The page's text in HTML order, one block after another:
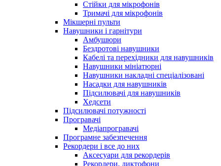
Стійки для мікрофонів
Тримачі для мікрофонів
Мікшерні пульти
Навушники і гарнітури
Амбушюри
Бездротові навушники
Кабелі та перехідники для навушників
Навушники мініатюрні
Навушники накладні спеціалізовані
Насадки для навушників
Підсилювачі для навушників
Хедсети
Підсилювачі потужності
Програвачі
Медіапрогравачі
Програмне забезпечення
Рекордери і все до них
Аксесуари для рекордерів
Рекордери, диктофони